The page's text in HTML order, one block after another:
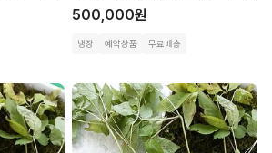
500,000원
냉장 예약상품 무료배송